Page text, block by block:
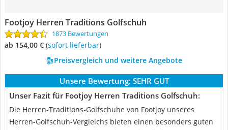
Footjoy Herren Traditions Golfschuh
1873 Bewertungen
ab 154,00 € ( Sofort lieferbar)
Preisvergleich und weitere Angebote
Unsere Bewertung: SEHR GUT
Unser Fazit für Footjoy Herren Traditions Golfschuh:
Die Herren-Traditions-Golfschuhe von Footjoy unseres
Herren-Golfschuh-Vergleichs bieten einen besonders guten